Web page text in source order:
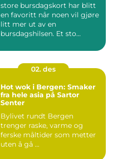
store bursdagskort har blitt
en favoritt når noen vil gjøre
litt mer ut av en
bursdagshilsen. Et sto...
02. des
Hot wok i Bergen: Smaker
fra hele asia på Sartor
Senter
Bylivet rundt Bergen
trenger raske, varme og
ferske måltider som metter
uten å gå ...